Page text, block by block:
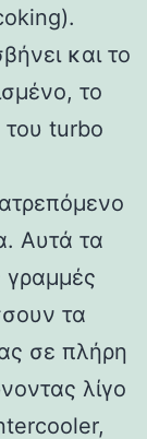
και το
το
του turbo
Αυτά τα
γραμμές
τα
σε πλήρη
λίγο